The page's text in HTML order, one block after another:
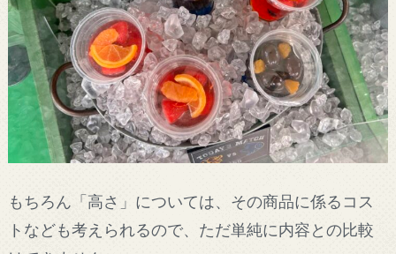
もちろん「高さ」については、その商品に係るコス
トなども考えられるので、ただ単純に内容との比較